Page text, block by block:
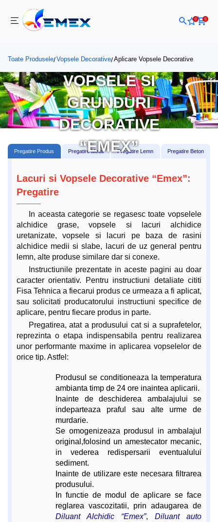
0 0
Toate Produsele/Vopsele Decorative/Aplicare Vopsele Decorative
APLICARI LACURI,
VOPSELE SI
GRUNDURI
DECORATIVE
“EMEX”
Pregatire Produs Pregatire Metal Pregatire Lemn Pregatire Beton
Lacuri si Vopsele Decorative “Emex”:
Pregatire
In aceasta categorie se regasesc toate vopselele
alchidice grase, vopsele si lacuri alchidice
uretanizate, vopsele si lacuri pe baza de rasini
alchidice medii si slabe, lacuri de uz general pentru
lemn, alte produse similare dar si conexe.
Instructiunile prezentate in aceste pagini au doar
caracter orientativ. Pentru instructiuni detaliate cititi
Fisa Tehnica a fiecarui produs ce urmeaza a fi aplicat,
sau solicitati producatorului instructiuni specifice de
aplicare, pentru fiecare produs in parte.
Pregatirea, atat a produsului cat si a suprafetelor,
reprezinta o etapa indispensabila pentru realizarea
unor performante maxime in aplicarea vopselelor de
orice tip. Astfel:
Produsul se conditioneaza la temperatura
ambianta timp de 24 ore inaintea aplicarii.
Inainte de deschiderea ambalajului se
indeparteaza praful sau alte urme de
murdarie.
Se omogenizeaza produsul in ambalajul
original,folosind un amestecator mecanic,
in vederea redispersarii eventualului
sediment.
Inainte de utilizare este necesara filtrarea
produsului.
In functie de modul de aplicare se face
reglarea vascozitatii, prin adaugarea de
Diluant Alchidic “Emex”, Diluant auto